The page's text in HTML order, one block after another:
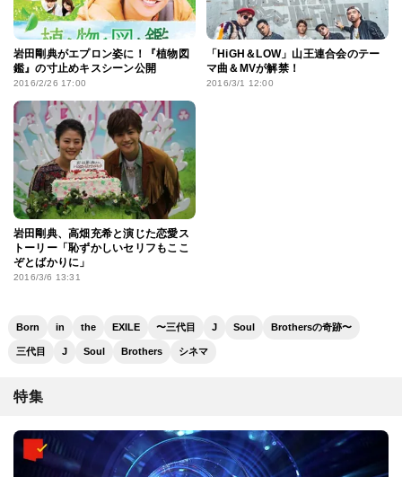
岩田剛典がエプロン姿に！『植物図
鑑』の寸止めキスシーン公開
2016/2/26 17:00
「HiGH＆LOW」山王連合会のテー
マ曲＆MVが解禁！
2016/3/1 12:00
岩田剛典、高畑充希と演じた恋愛ス
トーリー「恥ずかしいセリフもここ
ぞとばかりに」
2016/3/6 13:31
Born in the EXILE 〜三代目 J Soul Brothersの奇跡〜
三代目 J Soul Brothers シネマ
特集